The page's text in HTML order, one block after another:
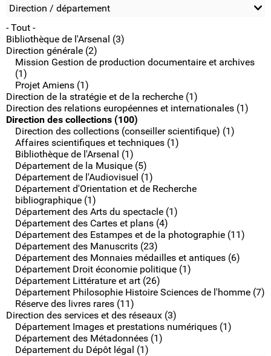
Direction / département
- Tout -
Bibliothèque de l'Arsenal (3)
Direction générale (2)
Mission Gestion de production documentaire et archives
(1)
Projet Amiens (1)
Direction de la stratégie et de la recherche (1)
Direction des relations européennes et internationales (1)
Direction des collections (100)
Direction des collections (conseiller scientifique) (1)
Affaires scientifiques et techniques (1)
Bibliothèque de l'Arsenal (1)
Département de la Musique (5)
Département de l'Audiovisuel (1)
Département d'Orientation et de Recherche
bibliographique (1)
Département des Arts du spectacle (1)
Département des Cartes et plans (4)
Département des Estampes et de la photographie (11)
Département des Manuscrits (23)
Département des Monnaies médailles et antiques (6)
Département Droit économie politique (1)
Département Littérature et art (26)
Département Philosophie Histoire Sciences de l'homme (7)
Réserve des livres rares (11)
Direction des services et des réseaux (3)
Département Images et prestations numériques (1)
Département des Métadonnées (1)
Département du Dépôt légal (1)